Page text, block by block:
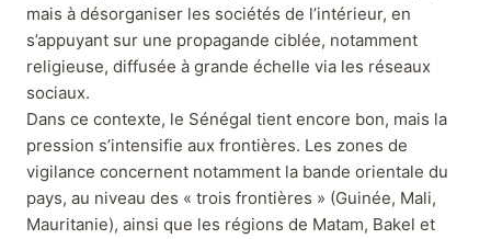
mais à désorganiser les sociétés de l’intérieur, en
s’appuyant sur une propagande ciblée, notamment
religieuse, diffusée à grande échelle via les réseaux
sociaux.
Dans ce contexte, le Sénégal tient encore bon, mais la
pression s’intensifie aux frontières. Les zones de
vigilance concernent notamment la bande orientale du
pays, au niveau des « trois frontières » (Guinée, Mali,
Mauritanie), ainsi que les régions de Matam, Bakel et